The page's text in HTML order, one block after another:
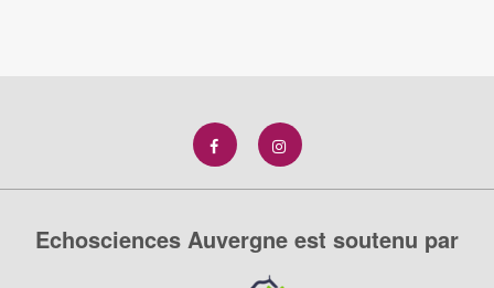
Echosciences Auvergne est soutenu par